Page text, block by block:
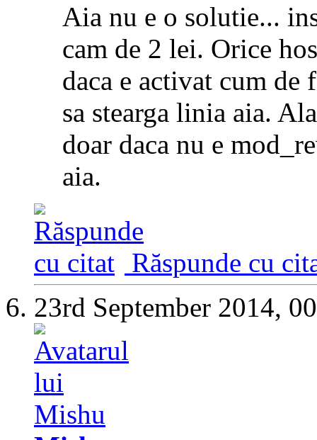
Aia nu e o solutie...
cam de 2 lei. Orice
daca e activat cum de
sa stearga linia aia.
doar daca nu e
aia.
Răspunde cu
23rd September 2014,